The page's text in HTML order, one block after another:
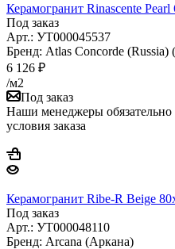
Керамогранит Rinascente
Под заказ
Арт.: УТ000045537
Бренд: Atlas Concorde (Russia)
6 126 ₽
/м2
Под заказ
Наши менеджеры обязательно
условия заказа
Керамогранит Ribe-R Beige
Под заказ
Арт.: УТ000048110
Бренд: Arcana (Аркана)